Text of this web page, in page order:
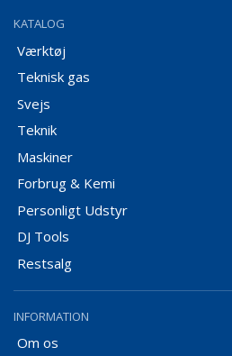
KATALOG
Værktøj
Teknisk gas
Svejs
Teknik
Maskiner
Forbrug & Kemi
Personligt Udstyr
DJ Tools
Restsalg
INFORMATION
Om os